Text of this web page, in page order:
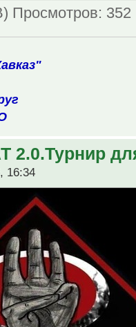
Просмотров: 352
16:34